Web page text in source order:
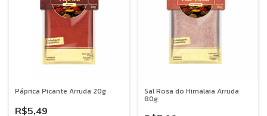
Páprica Picante Arruda 20g
R$5,49
Sal Rosa do Himalaia Arruda
80g